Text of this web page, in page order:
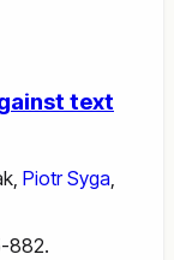
text
, Piotr Syga,
882.